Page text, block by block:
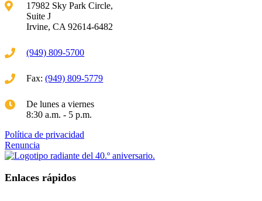
17982 Sky Park Circle,
Suite J
Irvine, CA 92614-6482
(949) 809-5700
Fax:(949) 809-5779
De lunes a viernes
8:30 a.m. - 5 p.m.
Política de privacidad
Renuncia
Enlaces rápidos